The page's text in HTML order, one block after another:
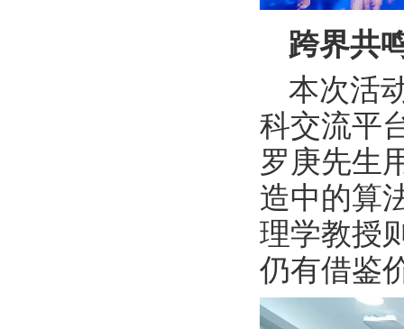
跨界共
本次活
科交流平
罗庚先生
造中的算
理学教授
仍有借鉴